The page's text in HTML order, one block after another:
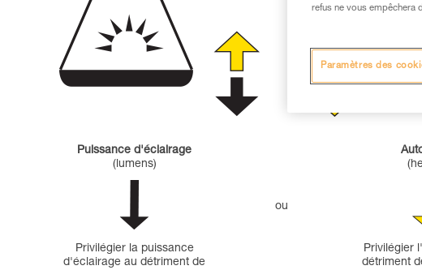
Puissance d'éclairage
(lumens)
ou
Privilégier la puissance
d'éclairage au détriment de
Privilégier
détriment
refus ne vous empêchera
Paramètres des